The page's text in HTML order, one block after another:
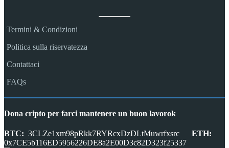
Termini & Condizioni
Politica sulla riservatezza
Contattaci
FAQs
Dona cripto per farci mantenere un buon lavorok
BTC: 3CLZe1xm98pRkk7RYRcxDzDLtMuwrfxsrc
ETH:
0x7CE5b116ED5956226DE8a2E00D3c82D323f25337